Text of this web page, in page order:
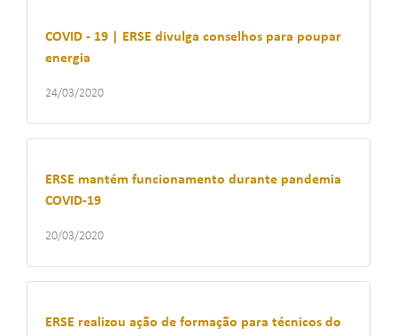
COVID - 19 | ERSE divulga conselhos para poupar
energia
24/03/2020
ERSE mantém funcionamento durante pandemia
COVID-19
20/03/2020
ERSE realizou ação de formação para técnicos do